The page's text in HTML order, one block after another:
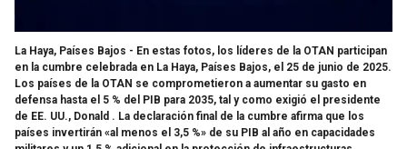
La Haya, Países Bajos - En estas fotos, los líderes de la OTAN participan
en la cumbre celebrada en La Haya, Países Bajos, el 25 de junio de 2025.
Los países de la OTAN se comprometieron a aumentar su gasto en
defensa hasta el 5 % del PIB para 2035, tal y como exigió el presidente
de EE. UU., Donald . La declaración final de la cumbre afirma que los
países invertirán «al menos el 3,5 %» de su PIB al año en capacidades